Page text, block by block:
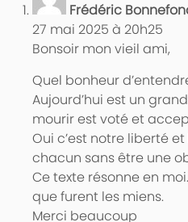
Frédéric
27 mai 2025 à 20h25
Bonsoir mon vieil ami,
Quel bonheur
Aujourd’hui est un
mourir est voté et
Oui c’est notre liberté
chacun sans être une
Ce texte résonne en
que furent les miens.
Merci beaucoup